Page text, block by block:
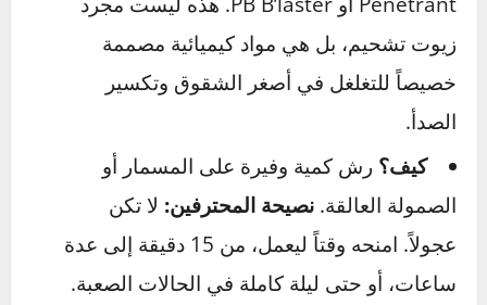
التعامل مع البراغي والمسامير العنيدة
هذا هو التحدي الأكثر شيوعاً. لا تستسلم، بل اتبع
هذه الخطوات بالتسلسل:
الخطوة الأولى – السلاح الكيميائي (الزيت
المخترق):
ما هو؟ منتجات مثل WD-40 Specialist